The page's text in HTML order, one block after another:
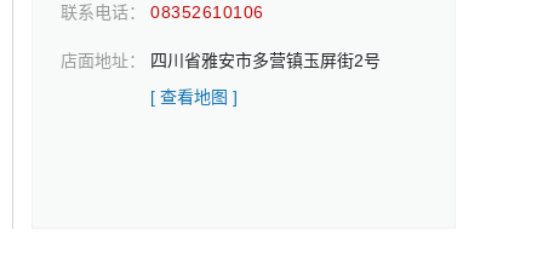
联系电话： 08352610106
店面地址：
四川省雅安市多营镇玉屏街2号
[ 查看地图 ]